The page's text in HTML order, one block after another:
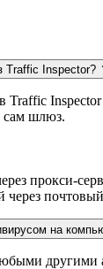
Traffic Inspector?
Traffic Inspector
сам шлюз.
прокси-
через
на
другими